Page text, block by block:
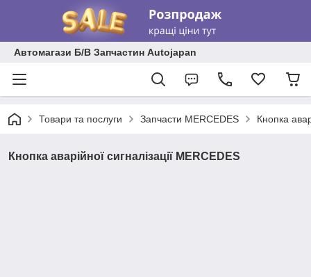
Автомагази Б/В Запчастин Autojapan
Товари та послуги Запчасти MERCEDES Кнопка
Кнопка аварійної сигналізації MERCEDES